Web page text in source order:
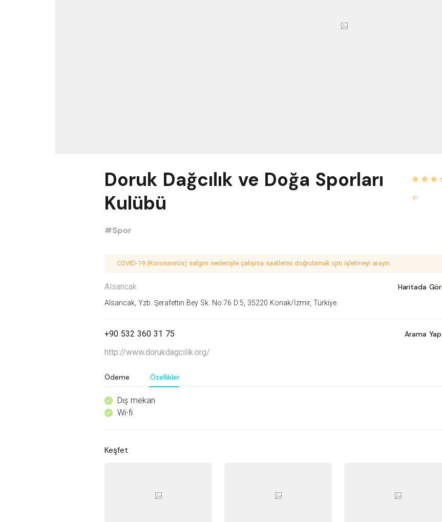
Doruk Dağcılık ve Doğa Sporları
Kulübü
#Spor
COVID-19 (Koronavirüs) salgını nedeniyle çalışma saatlerini doğrulamak için işletmeyi arayın.
Alsancak Haritada Gör
Alsancak, Yzb. Şerafettin Bey Sk. No:76 D:5, 35220 Konak/İzmir, Türkiye
+90 532 360 31 75 Arama Yap
http://www.dorukdagcilik.org/
Ödeme Özellikler
^ Dış mekan
^ Wi-fi
Keşfet